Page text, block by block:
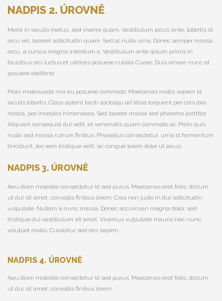
NADPIS 2. ÚROVNĚ
Morbi in iaculis metus, sed viverra quam. Vestibulum lacus ante, lobortis at
arcu vel, laoreet sollicitudin quam. Sed at nulla urna. Donec semper massa
arcu, a cursus magna interdum a. Vestibulum ante ipsum primis in
faucibus orci luctus et ultrices posuere cubilia Curae; Duis ornare nunc at
posuere eleifend.
Proin malesuada nisi eu posuere commodo. Maecenas mollis sapien id
iaculis lobortis. Class aptent taciti sociosqu ad litora torquent per conubia
nostra, per inceptos himenaeos. Sed laoreet massa sed pharetra porttitor.
Aliquam consequat dui velit, et venenatis quam commodo ac. Proin quis
nulla sed massa rutrum finibus. Phasellus consectetur, urna id fermentum
tincidunt, leo sem tristique velit, ac congue lorem dolor ut lacus.
NADPIS 3. ÚROVNĚ
Aeu diam molestie consectetur id sed purus. Maecenas erat felis, dictum
ut dui sit amet, convallis finibus lorem. Cras non justo in dui sollicitudin
vulputate. Nullam a nunc massa. Donec accumsan magna dolor, sed
tristique dui vestibulum sit amet. Vivamus vulputate mauris nec nunc
volutpat mollis. Curabitur sed orci sapien.
NADPIS 4. ÚROVNĚ
Aeu diam molestie consectetur id sed purus. Maecenas erat felis, dictum
ut dui sit amet, convallis finibus lorem.